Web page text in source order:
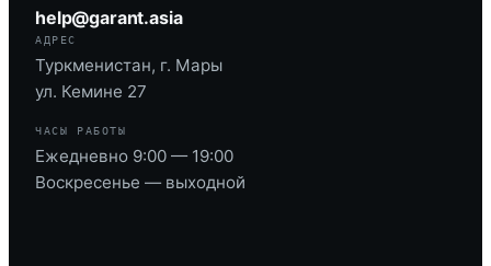
help@garant.asia
АДРЕС
Туркменистан, г. Мары
ул. Кемине 27
ЧАСЫ РАБОТЫ
Ежедневно 9:00 — 19:00
Воскресенье — выходной